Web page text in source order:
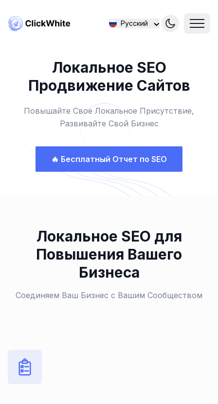
Русский
Локальное SEO
Продвижение Сайтов
Повышайте Свое Локальное Присутствие,
Развивайте Свой Бизнес
🔥 Бесплатный Отчет по SEO
Локальное SEO для
Повышения Вашего
Бизнеса
Соединяем Ваш Бизнес с Вашим Сообществом